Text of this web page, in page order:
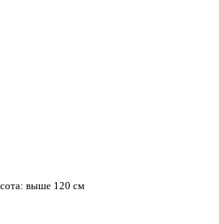
выше 120 см